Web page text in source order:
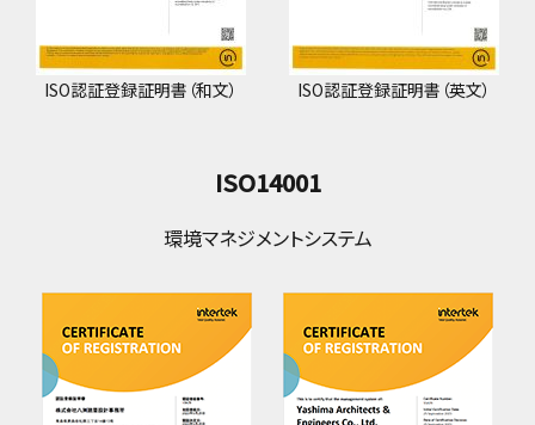
ISO認証登録証明書（和文） ISO認証登録証明書（英文）
ISO14001
環境マネジメントシステム